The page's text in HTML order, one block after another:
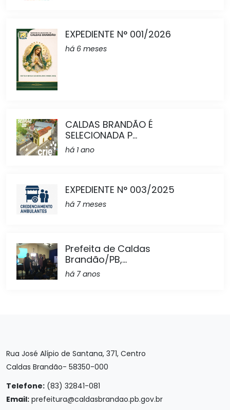
EXPEDIENTE N° 001/2026
há 6 meses
CALDAS BRANDÃO É
SELECIONADA P...
há 1 ano
EXPEDIENTE N° 003/2025
há 7 meses
Prefeita de Caldas
Brandão/PB,...
há 7 anos
Rua José Alípio de Santana, 371, Centro
Caldas Brandão- 58350-000
Telefone: (83) 32841-081
Email: prefeitura@caldasbrandao.pb.gov.br